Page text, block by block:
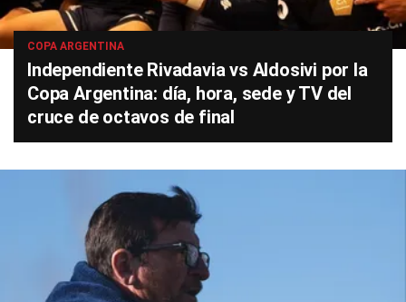
COPA ARGENTINA
Independiente Rivadavia vs Aldosivi por la
Copa Argentina: día, hora, sede y TV del
cruce de octavos de final